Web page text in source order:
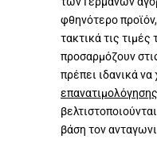
φθηνότερο
τακτικά τις τιμές
προσαρμόζουν
πρέπει ιδανικά να
βάση τον